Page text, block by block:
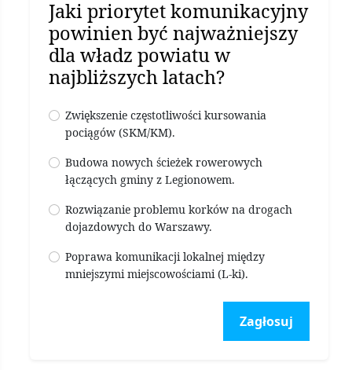
Jaki priorytet komunikacyjny
powinien być najważniejszy
dla władz powiatu w
najbliższych latach?
Zwiększenie częstotliwości kursowania
pociągów (SKM/KM).
Budowa nowych ścieżek rowerowych
łączących gminy z Legionowem.
Rozwiązanie problemu korków na drogach
dojazdowych do Warszawy.
Poprawa komunikacji lokalnej między
mniejszymi miejscowościami (L-ki).
Zagłosuj